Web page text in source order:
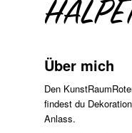
Über mich
Den
findest du
Anlass.